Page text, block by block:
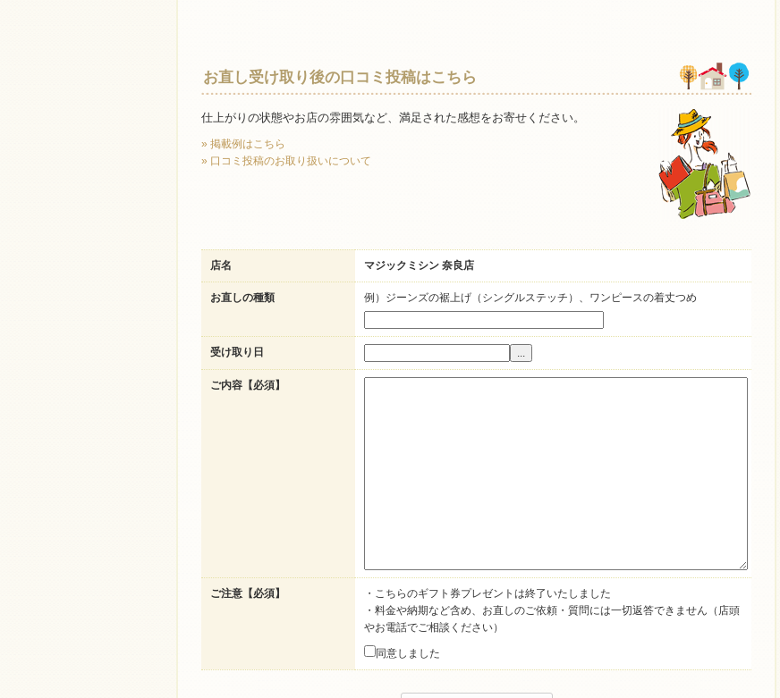
お直し受け取り後の口コミ投稿はこちら
仕上がりの状態やお店の雰囲気など、満足された感想をお寄せください。
» 掲載例はこちら
» 口コミ投稿のお取り扱いについて
店名 マジックミシン 奈良店
お直しの種類 例）ジーンズの裾上げ（シングルステッチ）、ワンピースの着丈つめ
受け取り日 ...
ご内容【必須】
ご注意【必須】
・こちらのギフト券プレゼントは終了いたしました
・料金や納期など含め、お直しのご依頼・質問には一切返答できません（店頭
やお電話でご相談ください）
同意しました